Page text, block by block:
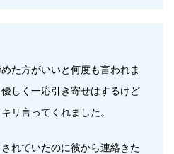
た方がいいと何度も言われま
しく一応引き寄せはするけど
リ言ってくれました。
れていたのに彼から連絡きた